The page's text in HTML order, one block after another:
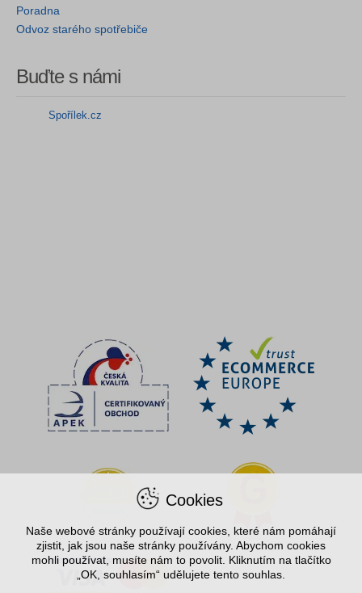
Poradna
Odvoz starého spotřebiče
Buďte s námi
Spořílek.cz
Cookies
Naše webové stránky používají cookies, které nám pomáhají
zjistit, jak jsou naše stránky používány. Abychom cookies
mohli používat, musíte nám to povolit. Kliknutím na tlačítko
„OK, souhlasím“ udělujete tento souhlas.